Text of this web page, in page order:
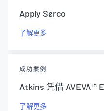
Apply Sørco
了解更多
成功案例
Atkins 凭借 AVEVA™
了解更多